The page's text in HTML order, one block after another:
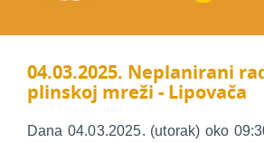
04.03.2025. Neplanirani
plinskoj mreži - Lipovača
Dana 04.03.2025. (utorak) oko